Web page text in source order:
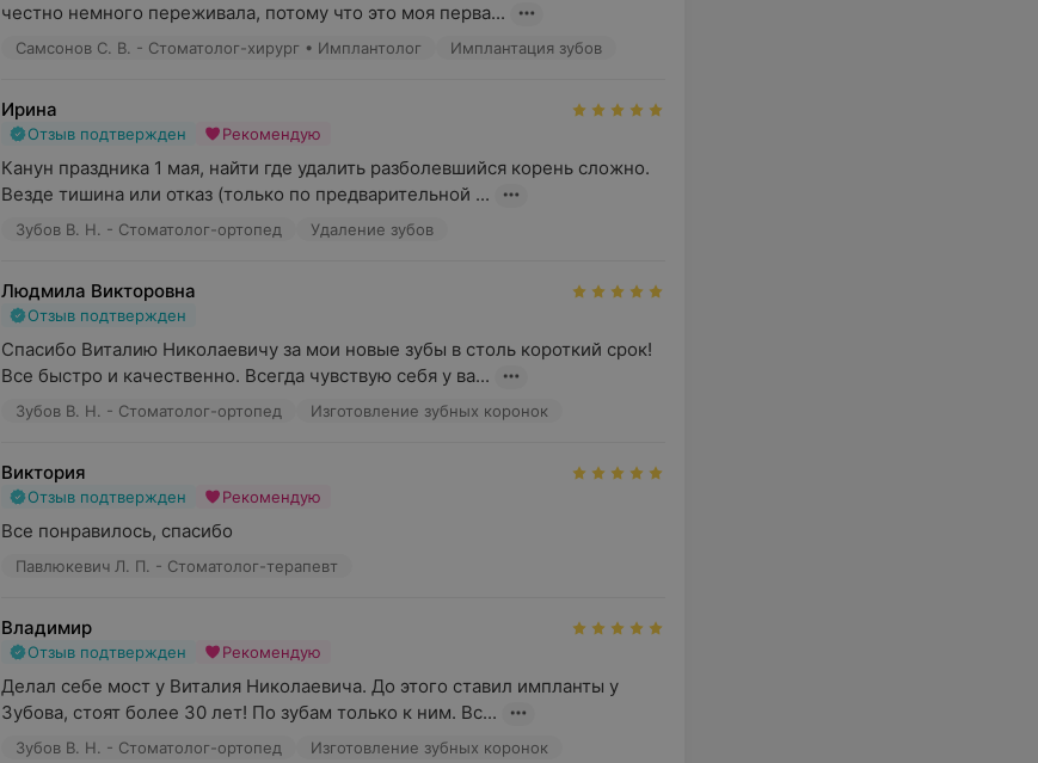
честно немного переживала, потому что это моя перва...
Самсонов С. В. - Стоматолог-хирург • Имплантолог Имплантация зубов
Ирина
Отзыв подтвержден Рекомендую
Канун праздника 1 мая, найти где удалить разболевшийся корень сложно.
Везде тишина или отказ (только по предварительной ...
Зубов В. Н. - Стоматолог-ортопед Удаление зубов
Людмила Викторовна
Отзыв подтвержден
Спасибо Виталию Николаевичу за мои новые зубы в столь короткий срок!
Все быстро и качественно. Всегда чувствую себя у ва...
Зубов В. Н. - Стоматолог-ортопед Изготовление зубных коронок
Виктория
Отзыв подтвержден Рекомендую
Все понравилось, спасибо
Павлюкевич Л. П. - Стоматолог-терапевт
Владимир
Отзыв подтвержден Рекомендую
Делал себе мост у Виталия Николаевича. До этого ставил импланты у
Зубова, стоят более 30 лет! По зубам только к ним. Вс...
Зубов В. Н. - Стоматолог-ортопед Изготовление зубных коронок